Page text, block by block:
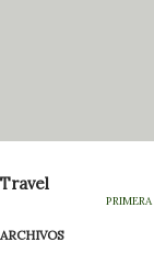
Travel
PRIMERA
ARCHIVOS